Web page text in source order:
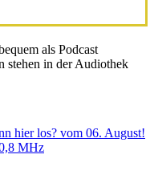
als Podcast
stehen in der Audiothek
hier los? vom 06. August!
MHz